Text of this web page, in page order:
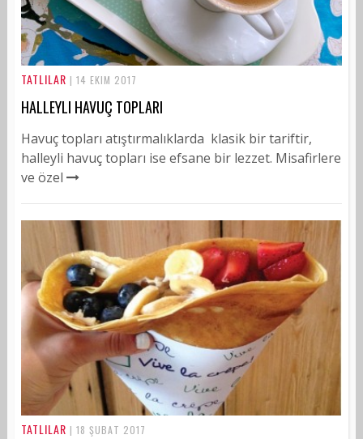
TATLILAR | 14 EKIM 2017
HALLEYLI HAVUÇ TOPLARI
Havuç topları atıştırmalıklarda klasik bir tariftir,
halleyli havuç topları ise efsane bir lezzet. Misafirlere
ve özel
TATLILAR | 18 ŞUBAT 2017